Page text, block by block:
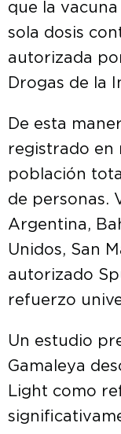
que la
sola dosis
autorizada
Drogas de la
De esta
registrado en
población
de personas.
Argentina,
Unidos, San
autorizado
refuerzo
Un estudio
Gamaleya
Light como